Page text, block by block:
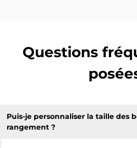
Questions
Puis-je personnaliser la taille des
rangement ?